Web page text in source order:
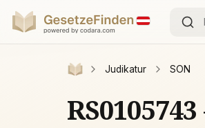
Judikatur SON